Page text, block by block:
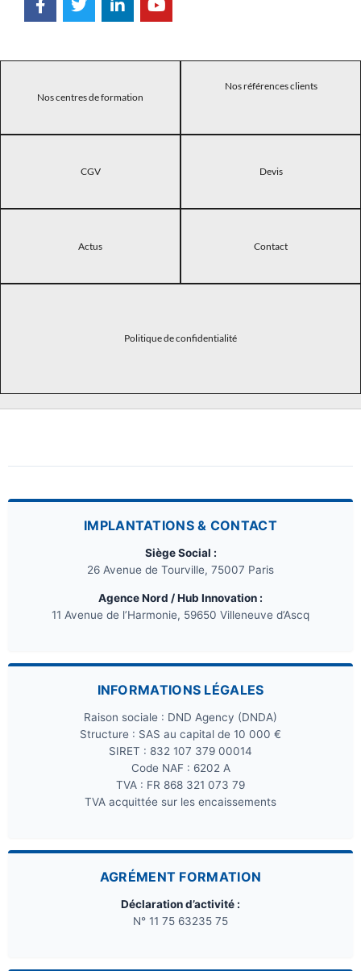
Nos centres de formation
Nos références clients
CGV Devis
Actus Contact
Politique de confidentialité
IMPLANTATIONS & CONTACT
Siège Social :
26 Avenue de Tourville, 75007 Paris
Agence Nord / Hub Innovation :
11 Avenue de l’Harmonie, 59650 Villeneuve d’Ascq
INFORMATIONS LÉGALES
Raison sociale : DND Agency (DNDA)
Structure : SAS au capital de 10 000 €
SIRET : 832 107 379 00014
Code NAF : 6202 A
TVA : FR 868 321 073 79
TVA acquittée sur les encaissements
AGRÉMENT FORMATION
Déclaration d’activité :
N° 11 75 63235 75